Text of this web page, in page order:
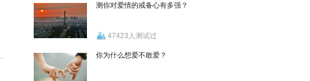
测你对爱情的戒备心有多强？
47423人测试过
你为什么想爱不敢爱？